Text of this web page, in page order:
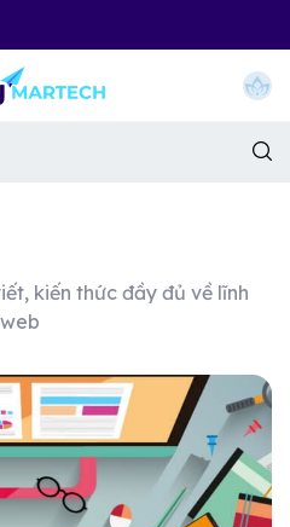
kiến thức đầy đủ về lĩnh